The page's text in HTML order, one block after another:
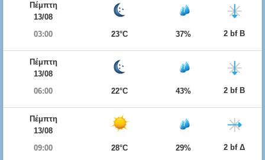
Πέμπτη
13/08
03:00
23°C 37% 2 bf Β
Πέμπτη
13/08
06:00
22°C 43% 2 bf Β
Πέμπτη
13/08
09:00
28°C 29% 2 bf Δ